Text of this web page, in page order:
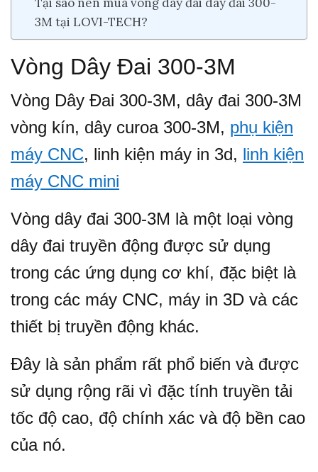
3M tại LOVI-TECH?
Vòng Dây Đai 300-3M
Vòng Dây Đai 300-3M, dây đai 300-3M
vòng kín, dây curoa 300-3M, phụ kiện
máy CNC, linh kiện máy in 3d, linh kiện
máy CNC mini
Vòng dây đai 300-3M là một loại vòng
dây đai truyền động được sử dụng
trong các ứng dụng cơ khí, đặc biệt là
trong các máy CNC, máy in 3D và các
thiết bị truyền động khác.
Đây là sản phẩm rất phổ biến và được
sử dụng rộng rãi vì đặc tính truyền tải
tốc độ cao, độ chính xác và độ bền cao
của nó.